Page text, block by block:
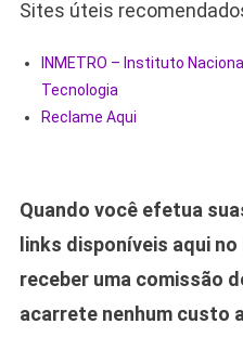
Sites úteis
INMETRO – Instituto
Tecnologia
Reclame Aqui
Quando você efetua
links disponíveis aqui
receber uma comissão
acarrete nenhum custo